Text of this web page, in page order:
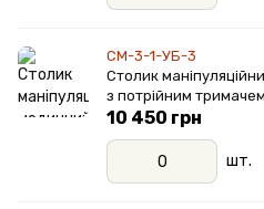
СМ-3-1-УБ-3
Столик
з потрійним
10 450 грн
шт.